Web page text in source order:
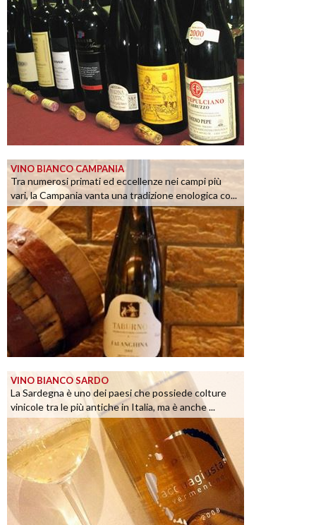
VINO BIANCO CAMPANIA
Tra numerosi primati ed eccellenze nei campi più
vari, la Campania vanta una tradizione enologica co...
VINO BIANCO SARDO
La Sardegna è uno dei paesi che possiede colture
vinicole tra le più antiche in Italia, ma è anche ...